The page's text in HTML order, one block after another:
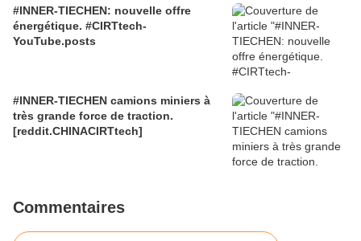
#INNER-TIECHEN: nouvelle offre
énergétique. #CIRTtech-
YouTube.posts
#INNER-TIECHEN camions miniers à
très grande force de traction.
[reddit.CHINACIRTtech]
Commentaires